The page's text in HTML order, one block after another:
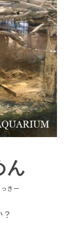
ん
きー